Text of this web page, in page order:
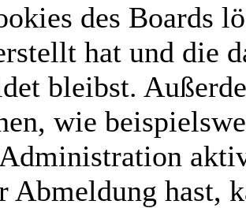
des Boards
hat und die
bleibst.
wie
Abmeldung hast,